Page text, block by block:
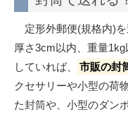
定形外郵便(規格内)を
厚さ3cm以内、重量
していれば、
市販の封
クセサリーや小型の荷
た封筒や、小型のダン